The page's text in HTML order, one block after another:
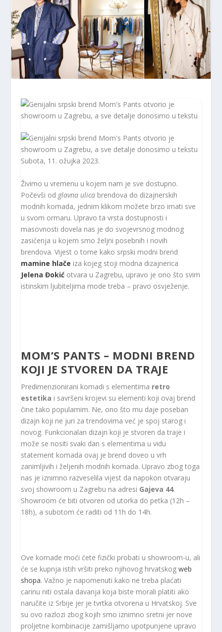
Subota, 11. ožujka 2023.
Živimo u vremenu u kojem nam je sve dostupno.
Počevši od glavna ulica brendova do dizajnerskih
modnih komada, jednim klikom možete brzo imati sve
u svom ormaru. Upravo ta vrsta dostupnosti i
masovnosti dovela nas je do svojevrsnog modnog
zasićenja u kojem smo željni posebnih i novih
brendova. Vijest o tome kako srpski modni brend
mamine hlače iza kojeg stoji modna dizajnerica
Jelena Đokić otvara u Zagrebu, upravo je ono što svim
istinskim ljubiteljima mode treba – pravo osvježenje.
MOM’S PANTS – MODNI BREND
KOJI JE STVOREN DA TRAJE
Predimenzionirani komadi s elementima retro
estetika i savršeni krojevi su elementi koji ovaj brend
čine tako popularnim. Ne, ono što mu daje poseban
dizajn koji ne juri za trendovima već je spoj starog i
novog. Funkcionalan dizajn koji je stvoren da traje i
može se nositi svaki dan s elementima u vidu
statement komada ovaj je brend doveo u vrh
zanimljivih i željenih modnih komada. Upravo zbog toga
nas je iznimno razveselila vijest da napokon otvaraju
svoj showroom u Zagrebu na adresi Gajeva 44.
Showroom će biti otvoren od utorka do petka (12h –
18h), a subotom će raditi od 11h do 14h.
Ove komade moći ćete fizički probati u showroom-u, ali
će se kupnja istih vršiti preko njihovog hrvatskogweb
shopa. Važno je napomenuti kako ne treba plaćati
carinu niti ostala davanja koja biste morali platiti ako
naručite iz Srbije jer je tvrtka otvorena u Hrvatskoj. Sve
su ovo razlozi zbog kojih smo iznimno sretni jer nove
proljetne kombinacije zamišljamo upotpunjene upravo